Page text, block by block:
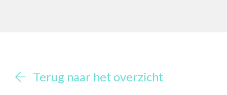
Terug naar het overzicht